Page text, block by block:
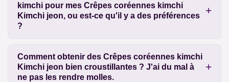
kimchi pour mes Crêpes coréennes kimchi
Kimchi jeon, ou est-ce qu'il y a des préférences
?
Comment obtenir des Crêpes coréennes kimchi
Kimchi jeon bien croustillantes ? J'ai du mal à
ne pas les rendre molles.